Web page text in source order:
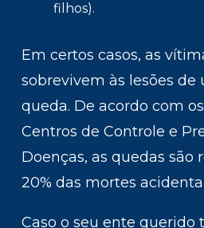
filhos).
Em certos casos, as
sobrevivem às lesões de
queda. De acordo com
Centros de Controle e
Doenças, as quedas são
20% das mortes
Caso o seu ente querido